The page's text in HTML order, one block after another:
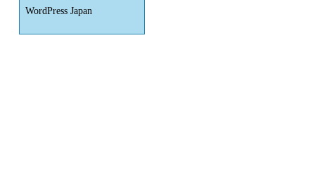
WordPress Japan